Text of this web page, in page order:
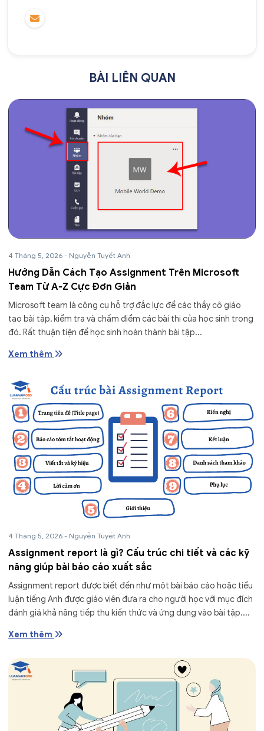
BÀI LIÊN QUAN
4 Tháng 5, 2026 - Nguyễn Tuyết Anh
Hướng Dẫn Cách Tạo Assignment Trên Microsoft
Team Từ A-Z Cực Đơn Giản
Microsoft team là công cụ hỗ trợ đắc lực để các thầy cô giáo
tạo bài tập, kiểm tra và chấm điểm các bài thi của học sinh trong
đó. Rất thuận tiện để học sinh hoàn thành bài tập...
Xem thêm
4 Tháng 5, 2026 - Nguyễn Tuyết Anh
Assignment report là gì? Cấu trúc chi tiết và các kỹ
năng giúp bài báo cáo xuất sắc
Assignment report được biết đến như một bài báo cáo hoặc tiểu
luận tiếng Anh được giáo viên đưa ra cho người học với mục đích
đánh giá khả năng tiếp thu kiến thức và ứng dụng vào bài tập....
Xem thêm